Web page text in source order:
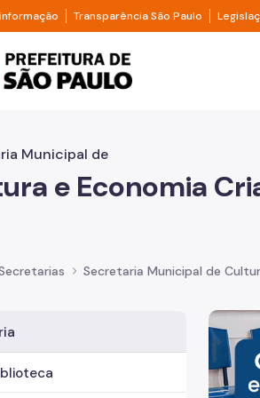
principalDivisor de acesso à informação
Transparência São Paulo Divisor
de São
Municipal de
e Economia
Secretaria Municipal de